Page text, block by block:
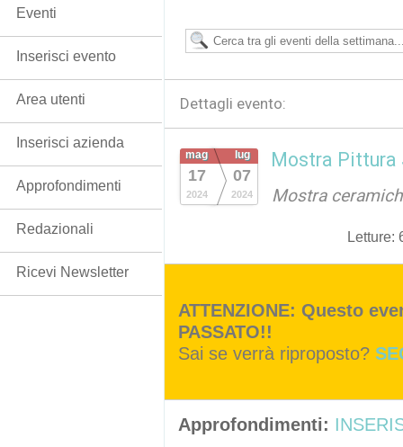
Dettagli evento:
mag
17
2024
lug
07
2024
Mostra Pittura
Mostra
Letture:
ATTENZIONE: Questo
PASSATO!!
Sai se verrà riproposto?
Approfondimenti:
Eventi
Inserisci evento
Area utenti
Inserisci azienda
Approfondimenti
Redazionali
Ricevi Newsletter